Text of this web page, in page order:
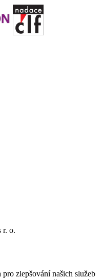
r. o.
zlepšování našich služeb